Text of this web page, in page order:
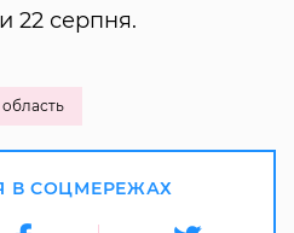
22 серпня.
В СОЦМЕРЕЖАХ